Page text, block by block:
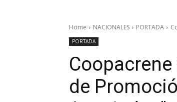
Home NACIONALES PORTADA
PORTADA
de